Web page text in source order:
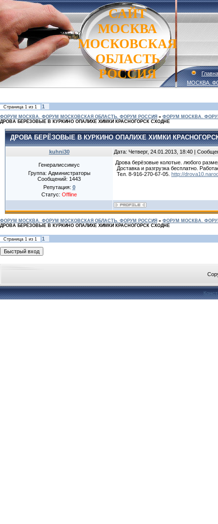
САЙТ
МОСКВА
МОСКОВСКАЯ
ОБЛАСТЬ
РОССИЯ
МОСКВА.
Страница 1 из 1 1
ФОРУМ МОСКВА. ФОРУМ МОСКОВСКАЯ ОБЛАСТЬ. ФОРУМ РОССИЯ » ФОРУМ МОСКВА.
ДРОВА БЕРЁЗОВЫЕ В КУРКИНО ОПАЛИХЕ ХИМКИ КРАСНОГОРСК СХОДНЕ
ДРОВА БЕРЁЗОВЫЕ В КУРКИНО ОПАЛИХЕ ХИМКИ
kuhni30 Дата: Четверг, 24.01.2013, 18:40 |
Генералиссимус
Группа: Администраторы
Сообщений: 1443
Репутация: 0
Статус: Offline
Дрова берёзовые колотые. любого
Доставка и разгрузка бесплатно.
Тел. 8-916-270-67-05. http://
ФОРУМ МОСКВА. ФОРУМ МОСКОВСКАЯ ОБЛАСТЬ. ФОРУМ РОССИЯ » ФОРУМ МОСКВА.
ДРОВА БЕРЁЗОВЫЕ В КУРКИНО ОПАЛИХЕ ХИМКИ КРАСНОГОРСК СХОДНЕ
Страница 1 из 1 1